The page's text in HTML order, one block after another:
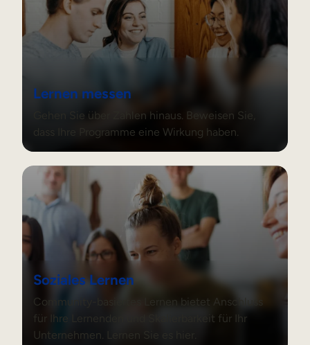
Interne Mobilität
Lernen messen
Gehen Sie über Zahlen hinaus. Beweisen Sie,
dass Ihre Programme eine Wirkung haben.
Soziales Lernen
Soziales Lernen
Community-basiertes Lernen bietet Anschluss
für Ihre Lernenden und Skalierbarkeit für Ihr
Unternehmen. Lernen Sie es hier.